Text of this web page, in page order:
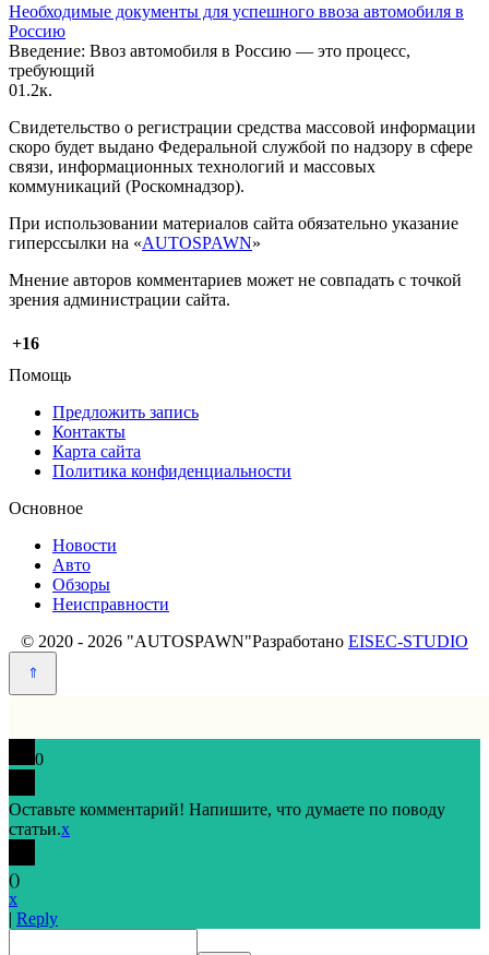
Необходимые документы для успешного ввоза автомобиля в
Россию
Введение: Ввоз автомобиля в Россию — это процесс,
требующий
01.2к.
Свидетельство о регистрации средства массовой информации
скоро будет выдано Федеральной службой по надзору в сфере
связи, информационных технологий и массовых
коммуникаций (Роскомнадзор).
При использовании материалов сайта обязательно указание
гиперссылки на «AUTOSPAWN»
Мнение авторов комментариев может не совпадать с точкой
зрения администрации сайта.
+16
Помощь
Предложить запись
Контакты
Карта сайта
Политика конфиденциальности
Основное
Новости
Авто
Обзоры
Неисправности
© 2020 - 2026 "AUTOSPAWN"Разработано EISEC-STUDIO
0
Оставьте комментарий! Напишите, что думаете по поводу
статьи.x
()
x
| Reply